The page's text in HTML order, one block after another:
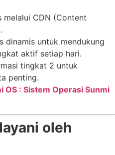
melalui CDN (Content
dinamis untuk mendukung
aktif setiap hari.
tingkat 2 untuk
penting.
OS : Sistem Operasi Sunmi
oleh